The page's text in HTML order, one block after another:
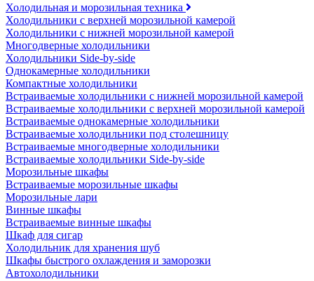
Холодильная и морозильная техника
Холодильники с верхней морозильной камерой
Холодильники с нижней морозильной камерой
Многодверные холодильники
Холодильники Side-by-side
Однокамерные холодильники
Компактные холодильники
Встраиваемые холодильники с нижней морозильной камерой
Встраиваемые холодильники с верхней морозильной камерой
Встраиваемые однокамерные холодильники
Встраиваемые холодильники под столешницу
Встраиваемые многодверные холодильники
Встраиваемые холодильники Side-by-side
Морозильные шкафы
Встраиваемые морозильные шкафы
Морозильные лари
Винные шкафы
Встраиваемые винные шкафы
Шкаф для сигар
Холодильник для хранения шуб
Шкафы быстрого охлаждения и заморозки
Автохолодильники